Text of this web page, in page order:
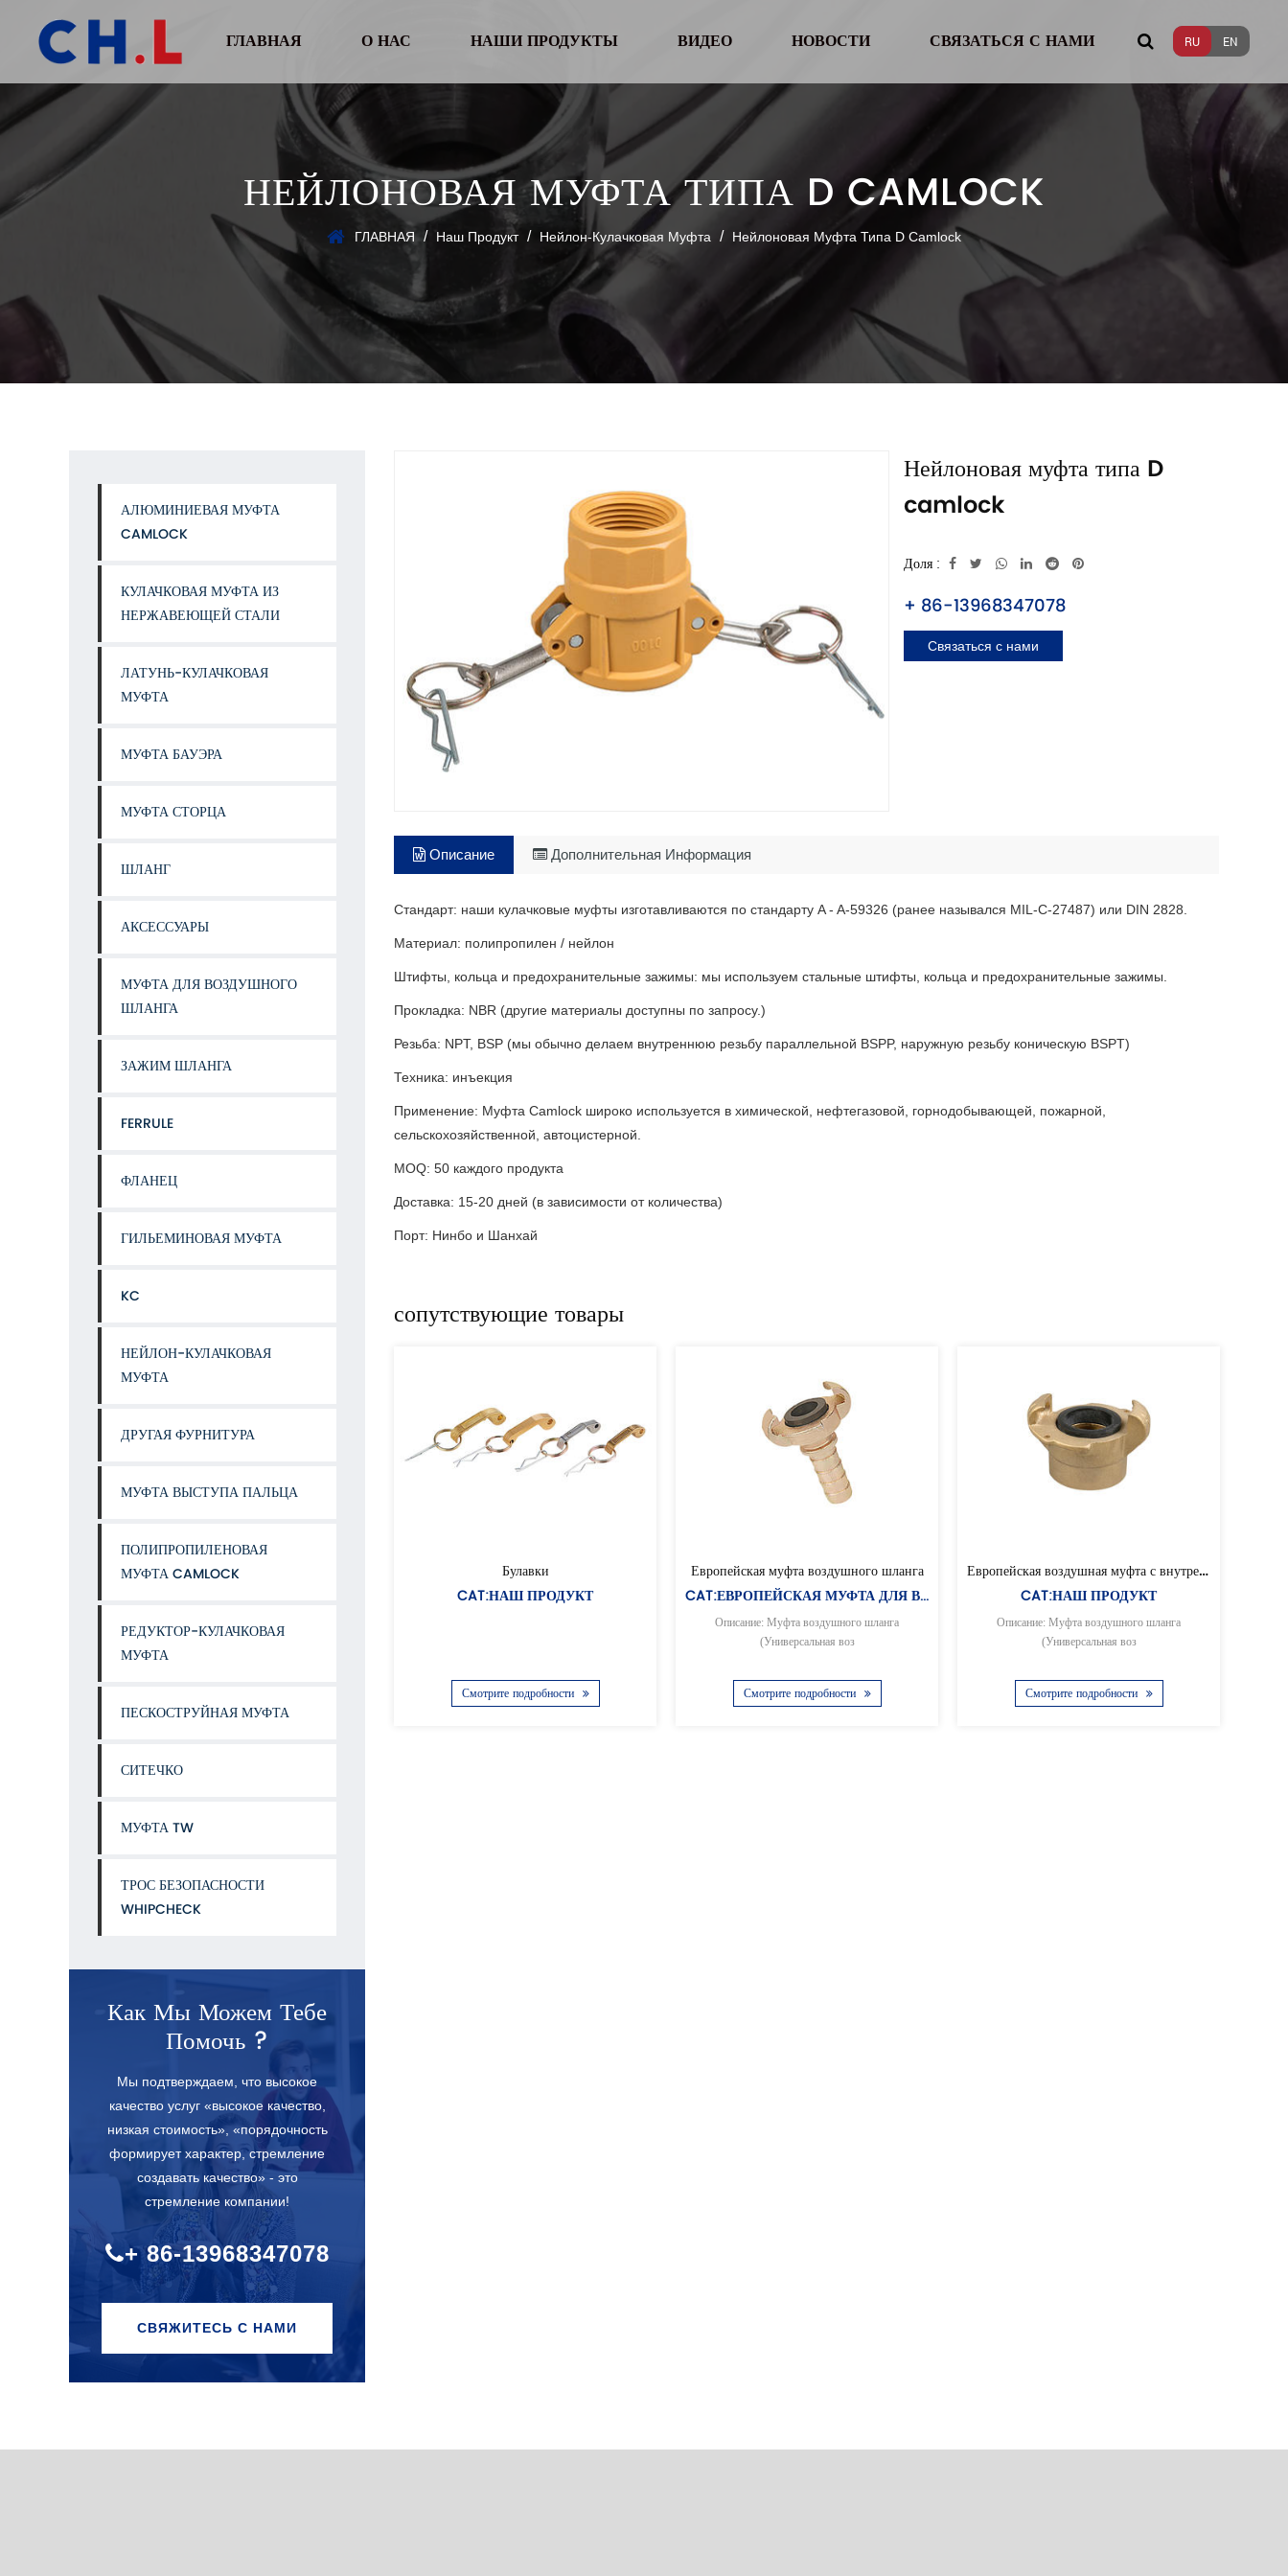
ГЛАВНАЯ О НАС НАШИ ПРОДУКТЫ ВИДЕО НОВОСТИ СВЯЗАТЬСЯ С НАМИ RU EN
НЕЙЛОНОВАЯ МУФТА ТИПА D CAMLOCK
ГЛАВНАЯ / Наш Продукт / Нейлон-Кулачковая Муфта / Нейлоновая Муфта Типа D Camlock
АЛЮМИНИЕВАЯ МУФТА
CAMLOCK
КУЛАЧКОВАЯ МУФТА ИЗ
НЕРЖАВЕЮЩЕЙ СТАЛИ
ЛАТУНЬ-КУЛАЧКОВАЯ
МУФТА
МУФТА БАУЭРА
МУФТА СТОРЦА
ШЛАНГ
АКСЕССУАРЫ
МУФТА ДЛЯ ВОЗДУШНОГО
ШЛАНГА
ЗАЖИМ ШЛАНГА
FERRULE
ФЛАНЕЦ
ГИЛЬЕМИНОВАЯ МУФТА
KC
НЕЙЛОН-КУЛАЧКОВАЯ
МУФТА
ДРУГАЯ ФУРНИТУРА
МУФТА ВЫСТУПА ПАЛЬЦА
ПОЛИПРОПИЛЕНОВАЯ
МУФТА CAMLOCK
РЕДУКТОР-КУЛАЧКОВАЯ
МУФТА
ПЕСКОСТРУЙНАЯ МУФТА
СИТЕЧКО
МУФТА TW
ТРОС БЕЗОПАСНОСТИ
WHIPCHECK
Как Мы Можем Тебе
Помочь ?
Мы подтверждаем, что высокое
качество услуг «высокое качество,
низкая стоимость», «порядочность
формирует характер, стремление
создавать качество» - это
стремление компании!
+ 86-13968347078
СВЯЖИТЕСЬ С НАМИ
Нейлоновая муфта типа D
camlock
Доля :
+ 86-13968347078
Связаться с нами
Описание Дополнительная Информация
Стандарт: наши кулачковые муфты изготавливаются по стандарту A - A-59326 (ранее назывался MIL-C-27487) или DIN 2828.
Материал: полипропилен / нейлон
Штифты, кольца и предохранительные зажимы: мы используем стальные штифты, кольца и предохранительные зажимы.
Прокладка: NBR (другие материалы доступны по запросу.)
Резьба: NPT, BSP (мы обычно делаем внутреннюю резьбу параллельной BSPP, наружную резьбу коническую BSPT)
Техника: инъекция
Применение: Муфта Camlock широко используется в химической, нефтегазовой, горнодобывающей, пожарной,
сельскохозяйственной, автоцистерной.
MOQ: 50 каждого продукта
Доставка: 15-20 дней (в зависимости от количества)
Порт: Нинбо и Шанхай
сопутствующие товары
Европейская муфта воздушного шланга
Европейская воздушная муфта с внутренней резьбой
CAT:НАШ ПРОДУКТ
Смотрите подробности
Универсальная воздушная муфта с внутренней резьбой
CAT:НАШ ПРОДУКТ
Описание: Муфта воздушного шланга
(Универсальная воз
Смотрите подробности
Универсальная воздушная муфта
CAT:НАШ ПРОДУКТ
Описание: Муфта воздушного шланга
(Универсальная воз
Смотрите подробности